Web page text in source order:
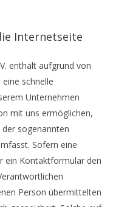
Internetseite
enthält aufgrund von
schnelle
Unternehmen
mit uns ermöglichen,
sogenannten
Sofern eine
ein Kontaktformular den
Person übermittelten